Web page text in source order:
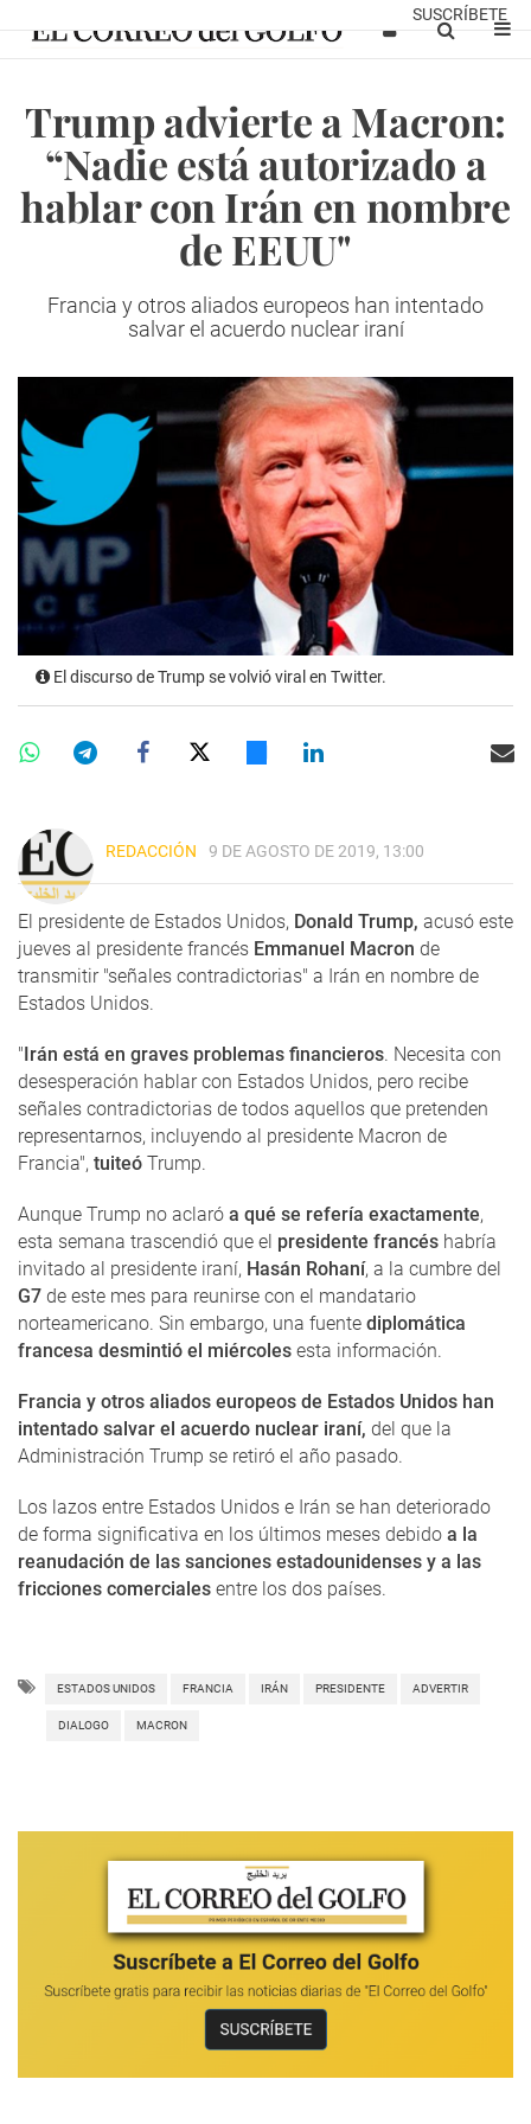
SUSCRÍBETE
Trump advierte a Macron:
“Nadie está autorizado a
hablar con Irán en nombre
de EEUU"
Francia y otros aliados europeos han intentado
salvar el acuerdo nuclear iraní
El discurso de Trump se volvió viral en Twitter.
REDACCIÓN 9 DE AGOSTO DE 2019, 13:00
El presidente de Estados Unidos, Donald Trump, acusó este
jueves al presidente francés Emmanuel Macron de
transmitir "señales contradictorias" a Irán en nombre de
Estados Unidos.
"Irán está en graves problemas financieros. Necesita con
desesperación hablar con Estados Unidos, pero recibe
señales contradictorias de todos aquellos que pretenden
representarnos, incluyendo al presidente Macron de
Francia", tuiteó Trump.
Aunque Trump no aclaró a qué se refería exactamente,
esta semana trascendió que el presidente francés habría
invitado al presidente iraní, Hasán Rohaní, a la cumbre del
G7 de este mes para reunirse con el mandatario
norteamericano. Sin embargo, una fuente diplomática
francesa desmintió el miércoles esta información.
Francia y otros aliados europeos de Estados Unidos han
intentado salvar el acuerdo nuclear iraní, del que la
Administración Trump se retiró el año pasado.
Los lazos entre Estados Unidos e Irán se han deteriorado
de forma significativa en los últimos meses debido a la
reanudación de las sanciones estadounidenses y a las
fricciones comerciales entre los dos países.
ESTADOS UNIDOS FRANCIA IRÁN PRESIDENTE ADVERTIR
DIALOGO MACRON